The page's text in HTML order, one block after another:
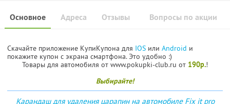
Основное Отзывы Вопросы по акции
Адреса
Скачайте приложение КупиКупона для IOS или Android и
покажите купон с экрана смартфона. Это удобно :)
Товары для автомобиля от www.pokupki-club.ru от 190р.!
Выбирайте!
Карандаш для удаления царапин на автомобиле Fix it pro